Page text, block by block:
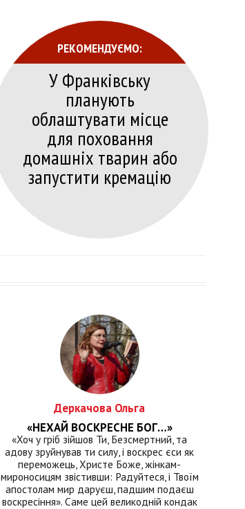
РЕКОМЕНДУЄМО:
У Франківську
планують
облаштувати місце
для поховання
домашніх тварин або
запустити кремацію
Деркачова Ольга
«НЕХАЙ ВОСКРЕСНЕ БОГ…»
«Хоч у гріб зійшов Ти, Безсмертний, та
адову зруйнував ти силу, і воскрес єси як
переможець, Христе Боже, жінкам-
мироносицям звістивши: Радуйтеся, і Твоїм
апостолам мир даруєш, падшим подаєш
воскресіння». Саме цей великодній кондак